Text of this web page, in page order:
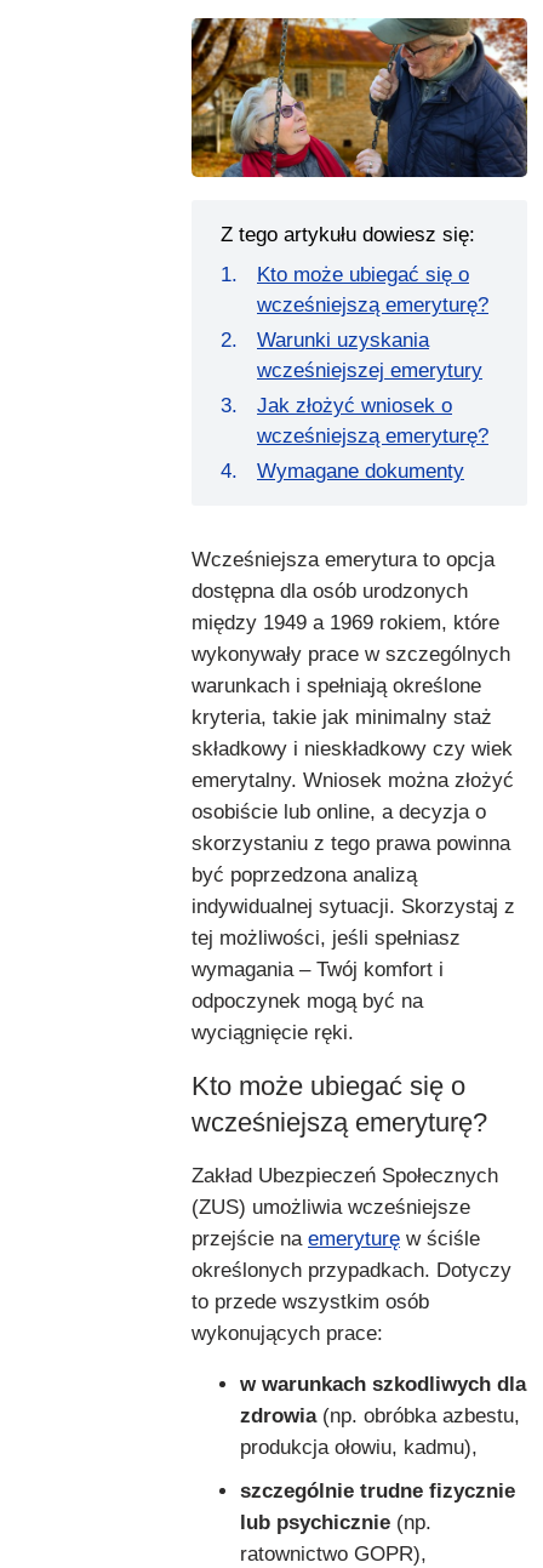
Z tego artykułu dowiesz się:
Kto może ubiegać się o
wcześniejszą emeryturę?
Warunki uzyskania
wcześniejszej emerytury
Jak złożyć wniosek o
wcześniejszą emeryturę?
Wymagane dokumenty
Wcześniejsza emerytura to opcja
dostępna dla osób urodzonych
między 1949 a 1969 rokiem, które
wykonywały prace w szczególnych
warunkach i spełniają określone
kryteria, takie jak minimalny staż
składkowy i nieskładkowy czy wiek
emerytalny. Wniosek można złożyć
osobiście lub online, a decyzja o
skorzystaniu z tego prawa powinna
być poprzedzona analizą
indywidualnej sytuacji. Skorzystaj z
tej możliwości, jeśli spełniasz
wymagania – Twój komfort i
odpoczynek mogą być na
wyciągnięcie ręki.
Kto może ubiegać się o
wcześniejszą emeryturę?
Zakład Ubezpieczeń Społecznych
(ZUS) umożliwia wcześniejsze
przejście na emeryturę w ściśle
określonych przypadkach. Dotyczy
to przede wszystkim osób
wykonujących prace:
w warunkach szkodliwych dla
zdrowia(np. obróbka azbestu,
produkcja ołowiu, kadmu),
szczególnie trudne fizycznie
lub psychicznie (np.
ratownictwo GOPR),